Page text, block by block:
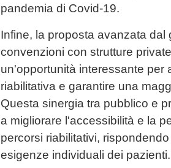
pandemia di Covid-19.
Infine, la proposta avanzata
convenzioni con strutture
un'opportunità interessante per
riabilitativa e garantire una
Questa sinergia tra pubblico e
a migliorare l'accessibilità e la
percorsi riabilitativi,
esigenze individuali dei pazienti.